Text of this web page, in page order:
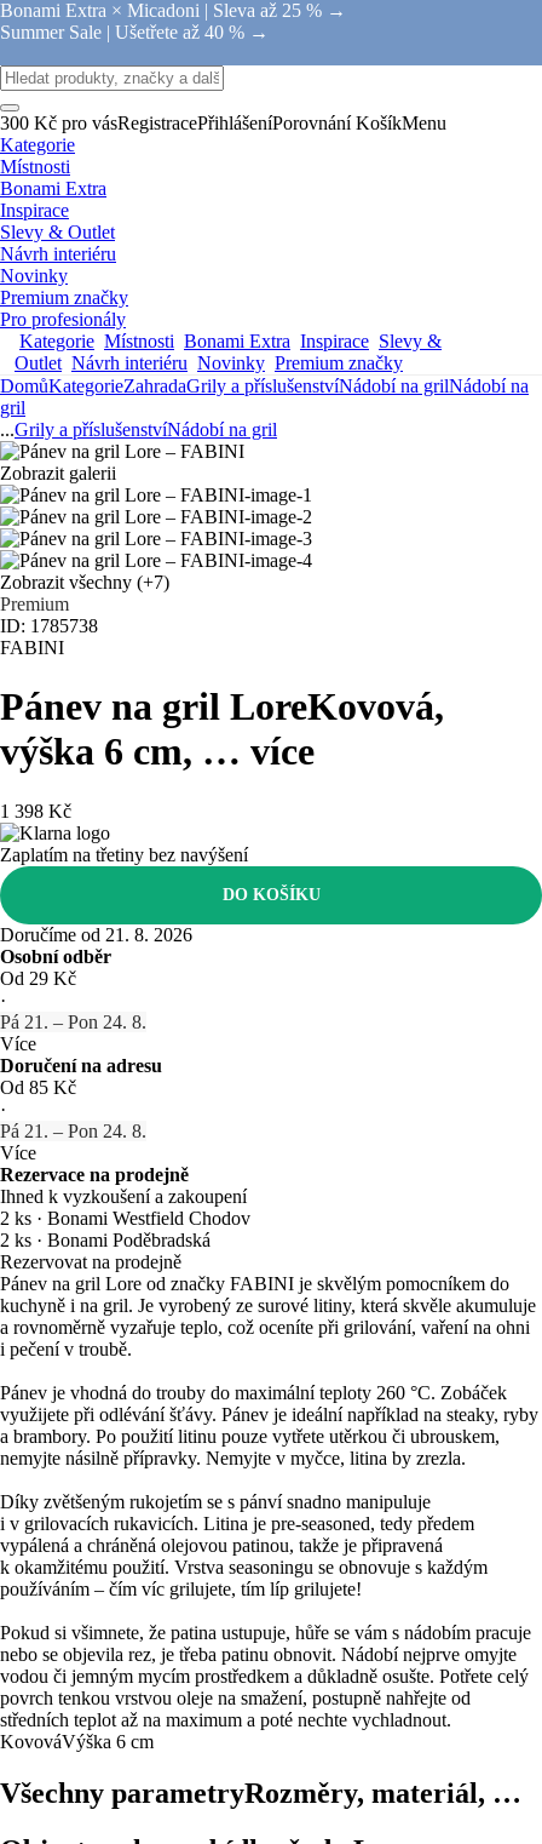
Bonami Extra × Micadoni | Sleva až 25 % →
Summer Sale | Ušetřete až 40 % →
300 Kč pro vásRegistracePřihlášeníPorovnání KošíkMenu
Kategorie
Místnosti
Bonami Extra
Inspirace
Slevy & Outlet
Návrh interiéru
Novinky
Premium značky
Pro profesionály
Kategorie Místnosti Bonami Extra Inspirace Slevy &
Outlet Návrh interiéru Novinky Premium značky
DomůKategorieZahradaGrily a příslušenstvíNádobí na grilNádobí na
gril
...Grily a příslušenstvíNádobí na gril
Zobrazit galerii
Zobrazit všechny (+7)
Premium
ID: 1785738
FABINI
Pánev na gril LoreKovová,
výška 6 cm, … více
1 398 Kč
Zaplatím na třetiny bez navýšení
DO KOŠÍKU
Doručíme od 21. 8. 2026
Osobní odběr
Od 29 Kč
·
Pá 21. – Pon 24. 8.
Více
Doručení na adresu
Od 85 Kč
·
Pá 21. – Pon 24. 8.
Více
Rezervace na prodejně
Ihned k vyzkoušení a zakoupení
2 ks · Bonami Westfield Chodov
2 ks · Bonami Poděbradská
Rezervovat na prodejně
Pánev na gril Lore od značky FABINI je skvělým pomocníkem do
kuchyně i na gril. Je vyrobený ze surové litiny, která skvěle akumuluje
a rovnoměrně vyzařuje teplo, což oceníte při grilování, vaření na ohni
i pečení v troubě.
Pánev je vhodná do trouby do maximální teploty 260 °C. Zobáček
využijete při odlévání šťávy. Pánev je ideální například na steaky, ryby
a brambory. Po použití litinu pouze vytřete utěrkou či ubrouskem,
nemyjte násilně přípravky. Nemyjte v myčce, litina by zrezla.
Díky zvětšeným rukojetím se s pánví snadno manipuluje
i v grilovacích rukavicích. Litina je pre-seasoned, tedy předem
vypálená a chráněná olejovou patinou, takže je připravená
k okamžitému použití. Vrstva seasoningu se obnovuje s každým
používáním – čím víc grilujete, tím líp grilujete!
Pokud si všimnete, že patina ustupuje, hůře se vám s nádobím pracuje
nebo se objevila rez, je třeba patinu obnovit. Nádobí nejprve omyjte
vodou či jemným mycím prostředkem a důkladně osušte. Potřete celý
povrch tenkou vrstvou oleje na smažení, postupně nahřejte od
středních teplot až na maximum a poté nechte vychladnout.
KovováVýška 6 cm
Všechny parametryRozměry, materiál, …